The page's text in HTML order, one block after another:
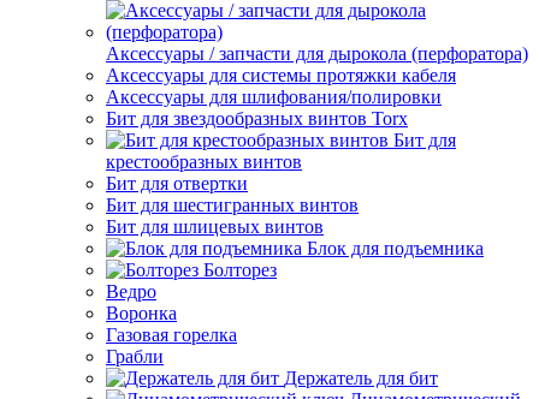
Аксессуары / запчасти для дырокола (перфоратора)
Аксессуары для системы протяжки кабеля
Аксессуары для шлифования/полировки
Бит для звездообразных винтов Torx
Бит для
крестообразных винтов
Бит для отвертки
Бит для шестигранных винтов
Бит для шлицевых винтов
Блок для подъемника
Болторез
Ведро
Воронка
Газовая горелка
Грабли
Держатель для бит